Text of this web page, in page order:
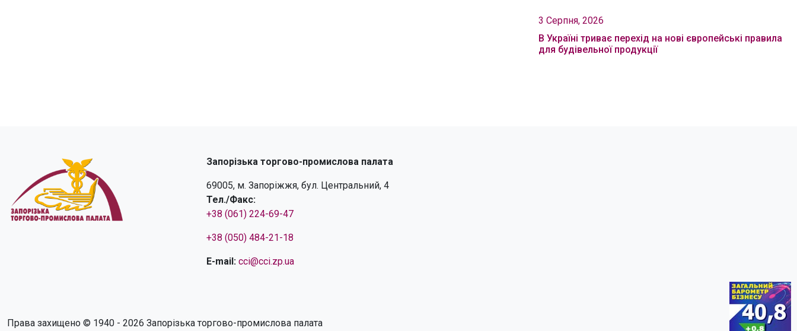
3 Серпня, 2026
В Україні триває перехід на нові європейські правила
для будівельної продукції
Запорізька торгово-промислова палата
69005, м. Запоріжжя, бул. Центральний, 4
Тел./Факс:
+38 (061) 224-69-47
+38 (050) 484-21-18
E-mail: cci@cci.zp.ua
Права захищено © 1940 - 2026 Запорізька торгово-промислова палата